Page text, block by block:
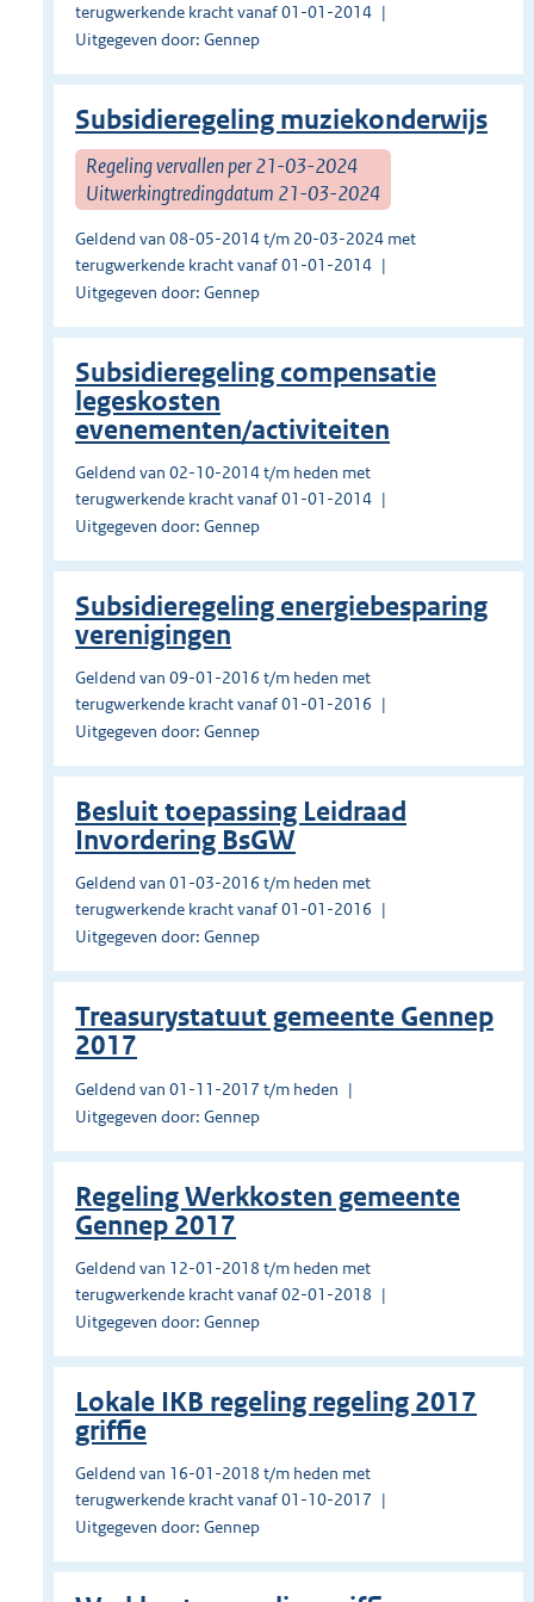
terugwerkende kracht vanaf 01-01-2014
Uitgegeven door: Gennep
Subsidieregeling muziekonderwijs
Regeling vervallen per 21-03-2024
Uitwerkingtredingdatum 21-03-2024
Geldend van 08-05-2014 t/m 20-03-2024 met
terugwerkende kracht vanaf 01-01-2014
Uitgegeven door: Gennep
Subsidieregeling compensatie
legeskosten
evenementen/activiteiten
Geldend van 02-10-2014 t/m heden met
terugwerkende kracht vanaf 01-01-2014
Uitgegeven door: Gennep
Subsidieregeling energiebesparing
verenigingen
Geldend van 09-01-2016 t/m heden met
terugwerkende kracht vanaf 01-01-2016
Uitgegeven door: Gennep
Besluit toepassing Leidraad
Invordering BsGW
Geldend van 01-03-2016 t/m heden met
terugwerkende kracht vanaf 01-01-2016
Uitgegeven door: Gennep
Treasurystatuut gemeente Gennep
2017
Geldend van 01-11-2017 t/m heden
Uitgegeven door: Gennep
Regeling Werkkosten gemeente
Gennep 2017
Geldend van 12-01-2018 t/m heden met
terugwerkende kracht vanaf 02-01-2018
Uitgegeven door: Gennep
Lokale IKB regeling regeling 2017
griffie
Geldend van 16-01-2018 t/m heden met
terugwerkende kracht vanaf 01-10-2017
Uitgegeven door: Gennep